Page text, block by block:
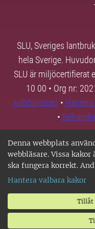
Denna webbplats
webbläsare. Vissa
ska fungera korrekt.
Hantera valbara kakor
Tillåt
SLU, Sveriges
hela Sverige.
SLU är miljöcertifierat
10 00 • Org nr:
webbplatsen •
•